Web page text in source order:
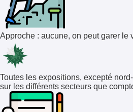
Approche : aucune, on peut garer le
Toutes les expositions, excepté
sur les différents secteurs que